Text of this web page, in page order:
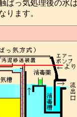
ばっ気処理後の水
ります。